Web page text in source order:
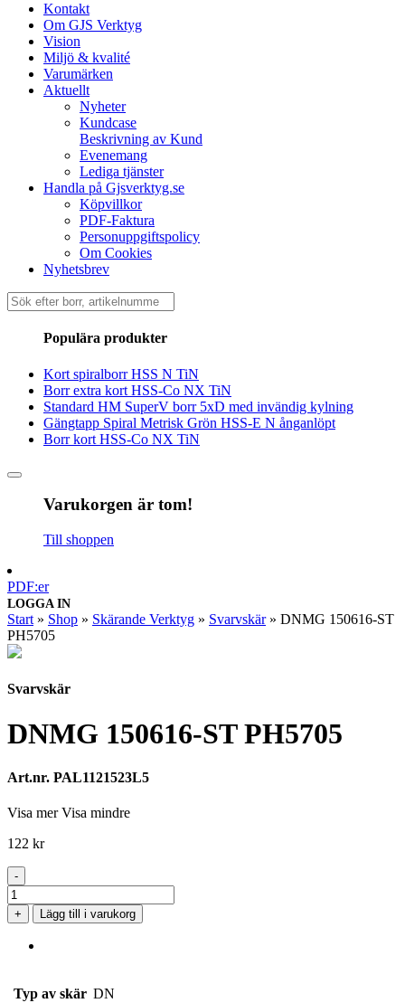
Kontakt
Om GJS Verktyg
Vision
Miljö & kvalité
Varumärken
Aktuellt
Nyheter
Kundcase
Beskrivning av Kund
Evenemang
Lediga tjänster
Handla på Gjsverktyg.se
Köpvillkor
PDF-Faktura
Personuppgiftspolicy
Om Cookies
Nyhetsbrev
Sök
efter:
Populära produkter
Kort spiralborr HSS N TiN
Borr extra kort HSS-Co NX TiN
Standard HM SuperV borr 5xD med invändig kylning
Gängtapp Spiral Metrisk Grön HSS-E N ånganlöpt
Borr kort HSS-Co NX TiN
Varukorgen är tom!
Till shoppen
PDF:er
LOGGA IN
Start » Shop » Skärande Verktyg » Svarvskär» DNMG 150616-ST
PH5705
Svarvskär
DNMG 150616-ST PH5705
Art.nr. PAL1121523L5
Visa mer Visa mindre
122 kr
-
DNMG
150616-
ST
PH5705
+ Lägg till i varukorg
Typ av skär DN